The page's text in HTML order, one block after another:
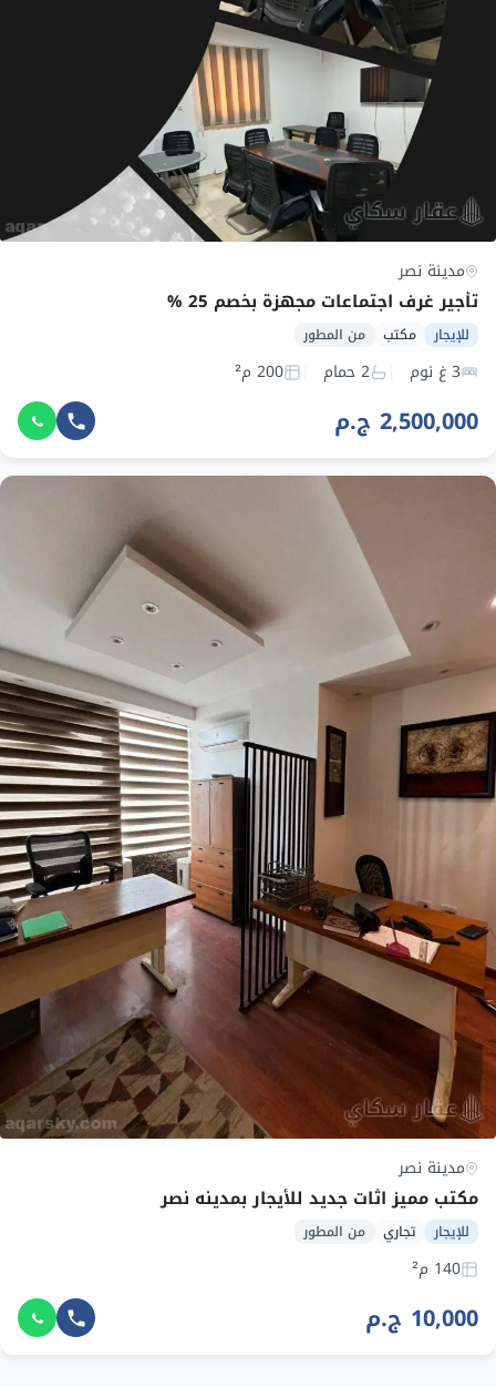
مدينة نصر
تأجير غرف اجتماعات مجهزة بخصم 25 %
للإيجار مكتب من المطور
3 غ نوم 2 حمام 200 م²
2,500,000 ج.م
مدينة نصر
مكتب مميز اثات جديد للأيجار بمدينه نصر
للإيجار تجاري من المطور
140 م²
10,000 ج.م